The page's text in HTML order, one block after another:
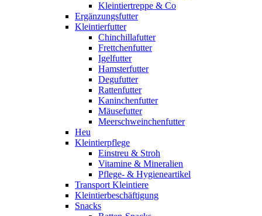
Kleintiertreppe & Co
Ergänzungsfutter
Kleintierfutter
Chinchillafutter
Frettchenfutter
Igelfutter
Hamsterfutter
Degufutter
Rattenfutter
Kaninchenfutter
Mäusefutter
Meerschweinchenfutter
Heu
Kleintierpflege
Einstreu & Stroh
Vitamine & Mineralien
Pflege- & Hygieneartikel
Transport Kleintiere
Kleintierbeschäftigung
Snacks